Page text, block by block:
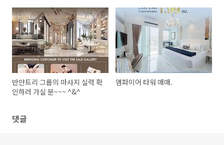
반얀트리 그룹의 마사지 실력 확
인하러 가실 분~~~ ^&^
엠파이어 타워 매매.
댓글